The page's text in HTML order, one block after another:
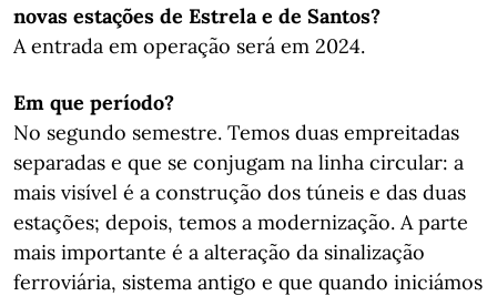
novas estações de Estrela e de Santos?
A entrada em operação será em 2024.
Em que período?
No segundo semestre. Temos duas empreitadas
separadas e que se conjugam na linha circular: a
mais visível é a construção dos túneis e das duas
estações; depois, temos a modernização. A parte
mais importante é a alteração da sinalização
ferroviária, sistema antigo e que quando iniciámos